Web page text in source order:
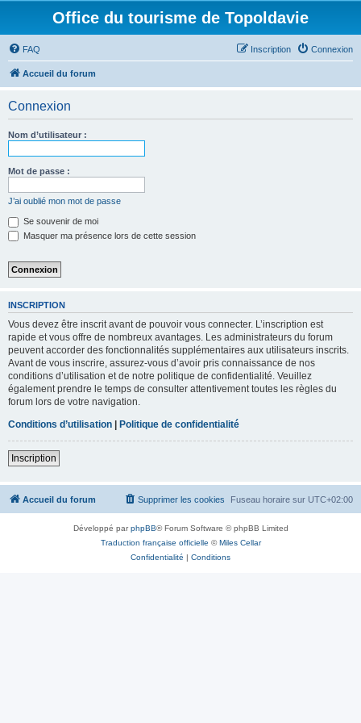
Office du tourisme de Topoldavie
FAQ Connexion
Inscription
Accueil du forum
Connexion
Nom d’utilisateur :
Mot de passe :
J’ai oublié mon mot de passe
Se souvenir de moi
Masquer ma présence lors de cette session
INSCRIPTION
Vous devez être inscrit avant de pouvoir vous connecter. L’inscription est
rapide et vous offre de nombreux avantages. Les administrateurs du forum
peuvent accorder des fonctionnalités supplémentaires aux utilisateurs inscrits.
Avant de vous inscrire, assurez-vous d’avoir pris connaissance de nos
conditions d’utilisation et de notre politique de confidentialité. Veuillez
également prendre le temps de consulter attentivement toutes les règles du
forum lors de votre navigation.
Conditions d’utilisation | Politique de confidentialité
Inscription
Accueil du forum Fuseau horaire sur UTC+02:00
Supprimer les cookies
Développé parphpBB® Forum Software © phpBB Limited
Traduction française officielle ©Miles Cellar
Confidentialité | Conditions